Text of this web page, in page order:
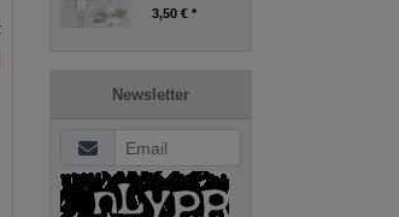
Stickdatei
3,00 € * 4,99 € *
3,50 € *
Newsletter